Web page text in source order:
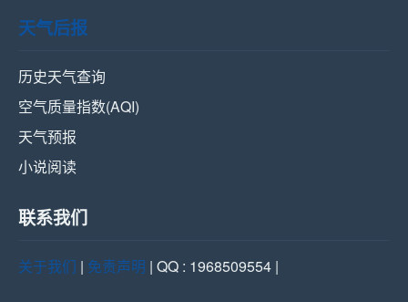
天气后报
历史天气查询
空气质量指数(AQI)
天气预报
小说阅读
联系我们
关于我们 | 免责声明 | QQ : 1968509554 |